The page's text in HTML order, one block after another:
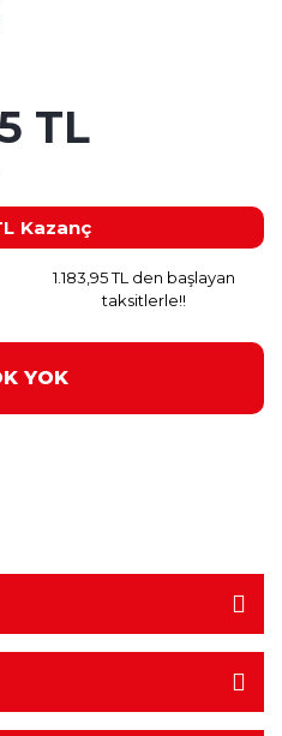
TL
Kazanç
1.183,95 TL den başlayan
taksitlerle!!
YOK